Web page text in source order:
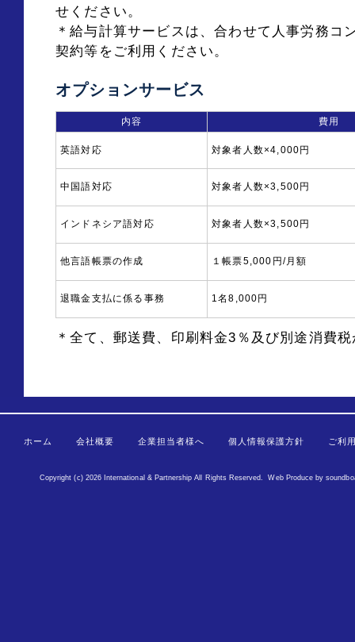
せください。
＊給与計算サービスは、合わせて人事労務コ
契約等をご利用ください。
オプションサービス
内容 費用
英語対応 対象者人数×4,000円
中国語対応 対象者人数×3,500円
インドネシア語対応 対象者人数×3,500円
他言語帳票の作成 １帳票5,000円/月額
退職金支払に係る事務 1名8,000円
＊全て、郵送費、印刷料金3％及び別途消費
ホーム 会社概要 企業担当者様へ 個人情報保護方針 ご利
Copyright (c) 2026 International & Partnership All Rights Reserved.Web Produce by